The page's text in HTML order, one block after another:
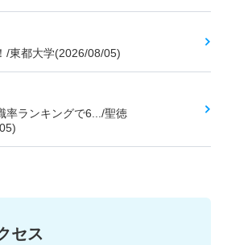
/東都大学(2026/08/05)
率ランキングで6.../聖徳
セス